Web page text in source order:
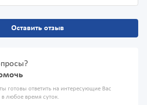
Оставить отзыв
готовы ответить на интересующие Вас
любое время суток.